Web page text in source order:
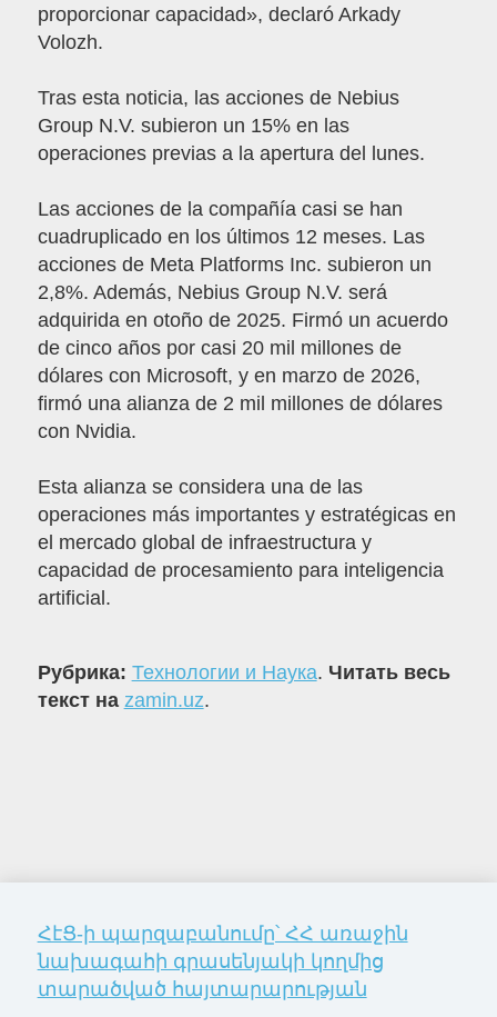
proporcionar capacidad», declaró Arkady
Volozh.
Tras esta noticia, las acciones de Nebius
Group N.V. subieron un 15% en las
operaciones previas a la apertura del lunes.
Las acciones de la compañía casi se han
cuadruplicado en los últimos 12 meses. Las
acciones de Meta Platforms Inc. subieron un
2,8%. Además, Nebius Group N.V. será
adquirida en otoño de 2025. Firmó un acuerdo
de cinco años por casi 20 mil millones de
dólares con Microsoft, y en marzo de 2026,
firmó una alianza de 2 mil millones de dólares
con Nvidia.
Esta alianza se considera una de las
operaciones más importantes y estratégicas en
el mercado global de infraestructura y
capacidad de procesamiento para inteligencia
artificial.
Рубрика: Технологии и Наука. Читать весь
текст на zamin.uz.
ՀէՑ-ի պարզաբանումը՝ ՀՀ առաջին
նախագահի գրասենյակի կողմից
տարածված հայտարարության